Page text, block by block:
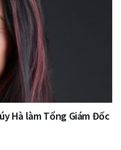
Hà làm Tổng Giám Đốc